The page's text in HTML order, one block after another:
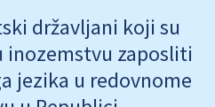
državljani koji su
inozemstvu zaposliti
jezika u redovnome